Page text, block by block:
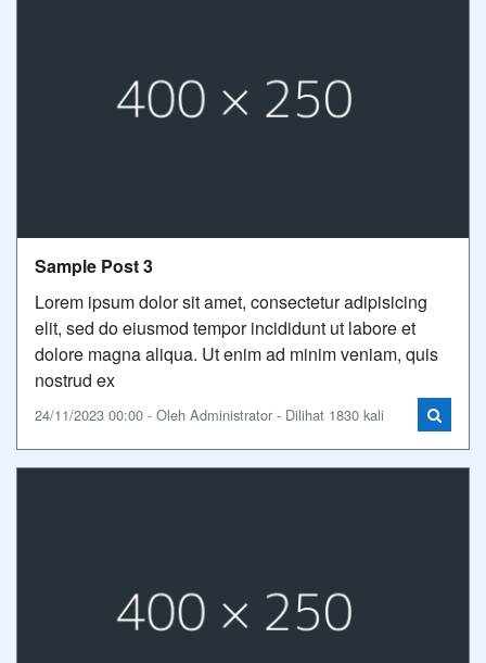
Sample Post 3
Lorem ipsum dolor sit amet, consectetur adipisicing
elit, sed do eiusmod tempor incididunt ut labore et
dolore magna aliqua. Ut enim ad minim veniam, quis
nostrud ex
24/11/2023 00:00 - Oleh Administrator - Dilihat 1830 kali